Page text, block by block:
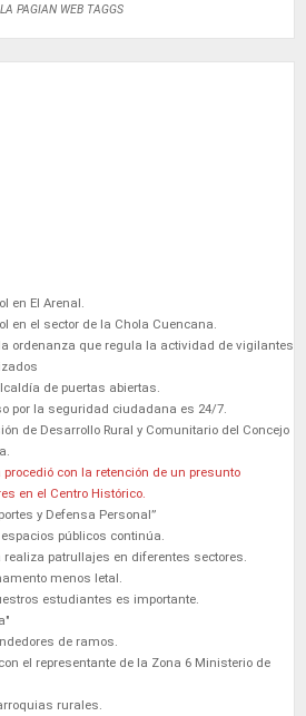
PAGIAN WEB TAGGS
en El Arenal.
en el sector de la Chola Cuencana.
ordenanza que regula la actividad de vigilantes
de puertas abiertas.
por la seguridad ciudadana es 24/7.
de Desarrollo Rural y Comunitario del Concejo
con la retención de un presunto
en el Centro Histórico.
y Defensa Personal”
públicos continúa.
patrullajes en diferentes sectores.
menos letal.
estudiantes es importante.
de ramos.
el representante de la Zona 6 Ministerio de
rurales.